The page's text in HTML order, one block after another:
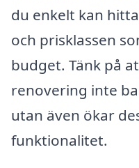
du enkelt kan
och prisklassen
budget. Tänk på
renovering inte
utan även ökar
funktionalitet.